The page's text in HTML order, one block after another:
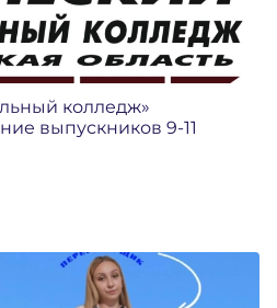
колледж»
выпускников 9-11